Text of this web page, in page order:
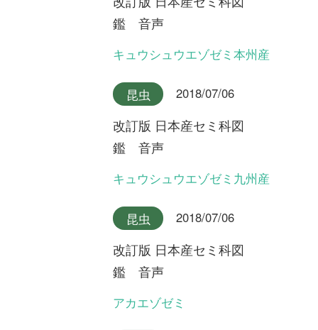
改訂版 日本産セミ科図
鑑 音声
ニイニイゼミ沖縄本島産
昆虫 2018/07/06
改訂版 日本産セミ科図
鑑 音声
アカエゾゼミとキュウシュウ
エゾゼミのデュエット
昆虫 2018/07/06
改訂版 日本産セミ科図
鑑 音声
ニイニイゼミ